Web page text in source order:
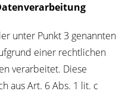
unter Punkt 3 genann­ten
einer recht­li­chen
ver­ar­bei­tet. Die­se
aus Art. 6 Abs. 1 lit. c